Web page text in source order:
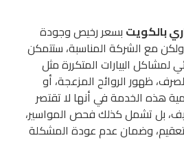
بالكويتبسعر رخيص وجودة
مع الشركة المناسبة، ستتمكن
البيارات المتكررة مثل
ظهور الروائح المزعجة، أو
هذه الخدمة في أنها لا تقتصر
بل تشمل كذلك فحص المواسير،
وضمان عدم عودة المشكلة